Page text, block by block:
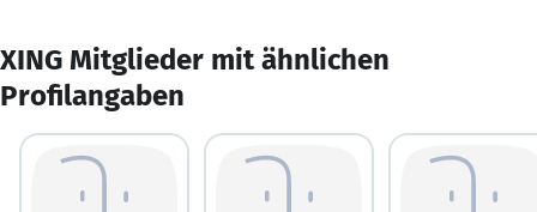
XING Mitglieder mit ähnlichen
Profilangaben